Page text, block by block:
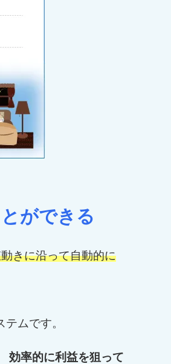
ができる
きに沿って自動的に
ムです。
効率的に利益を狙って